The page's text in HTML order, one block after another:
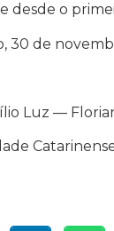
desde o
30 de
Luz —